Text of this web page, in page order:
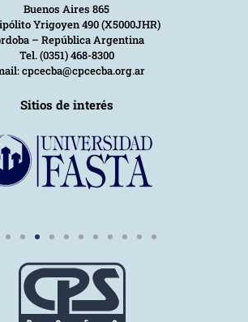
Buenos Aires 865
Yrigoyen 490 (X5000JHR)
– República Argentina
Tel. (0351) 468-8300
cpcecba@cpcecba.org.ar
Sitios de interés